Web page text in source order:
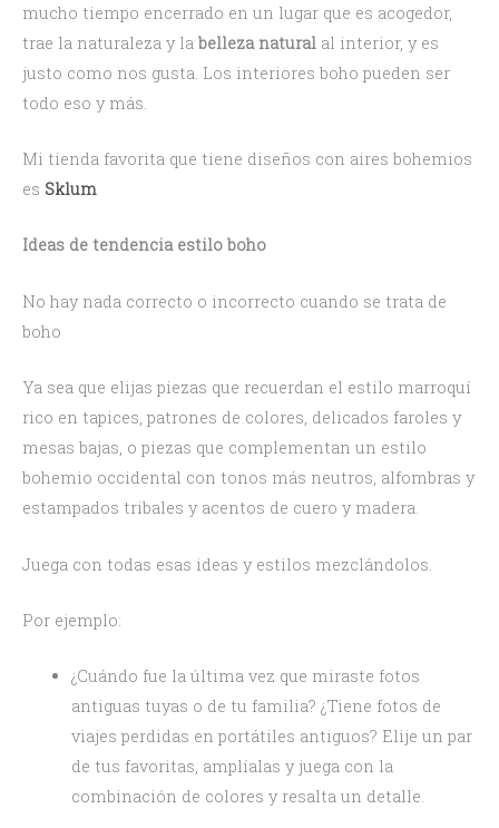
mucho tiempo encerrado en un lugar que es acogedor,
trae la naturaleza y la belleza natural al interior, y es
justo como nos gusta. Los interiores boho pueden ser
todo eso y más.
Mi tienda favorita que tiene diseños con aires bohemios
es Sklum
Ideas de tendencia estilo boho
No hay nada correcto o incorrecto cuando se trata de
boho
Ya sea que elijas piezas que recuerdan el estilo marroquí
rico en tapices, patrones de colores, delicados faroles y
mesas bajas, o piezas que complementan un estilo
bohemio occidental con tonos más neutros, alfombras y
estampados tribales y acentos de cuero y madera.
Juega con todas esas ideas y estilos mezclándolos.
Por ejemplo:
¿Cuándo fue la última vez que miraste fotos
antiguas tuyas o de tu familia? ¿Tiene fotos de
viajes perdidas en portátiles antiguos? Elije un par
de tus favoritas, amplíalas y juega con la
combinación de colores y resalta un detalle.